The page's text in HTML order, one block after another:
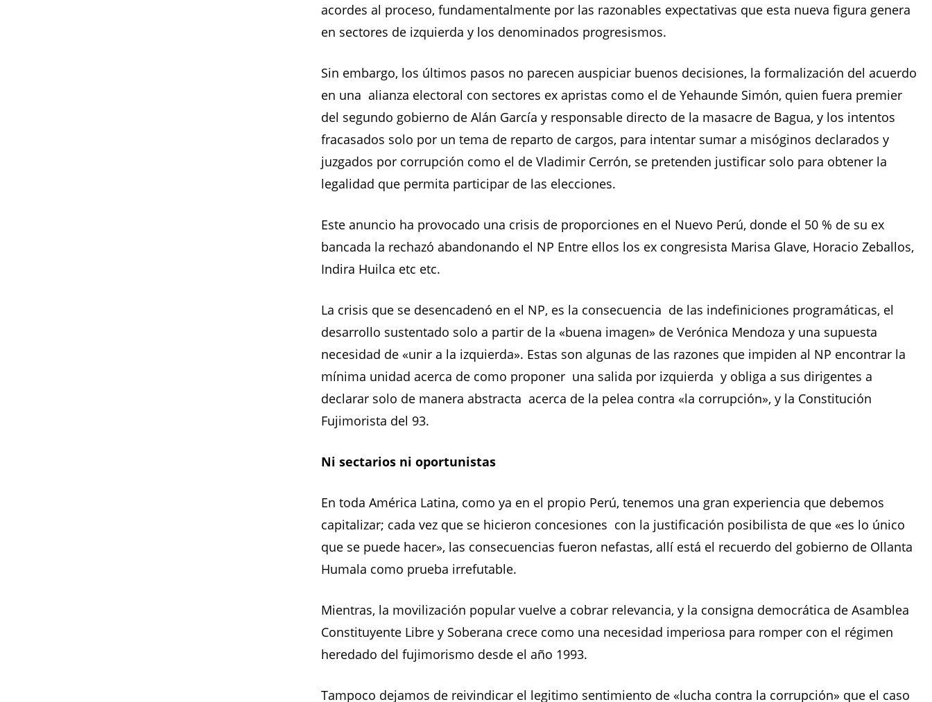
acordes al proceso, fundamentalmente por las razonables expectativas que esta nueva figura genera
en sectores de izquierda y los denominados progresismos.
Sin embargo, los últimos pasos no parecen auspiciar buenos decisiones, la formalización del acuerdo
en una alianza electoral con sectores ex apristas como el de Yehaunde Simón, quien fuera premier
del segundo gobierno de Alán García y responsable directo de la masacre de Bagua, y los intentos
fracasados solo por un tema de reparto de cargos, para intentar sumar a misóginos declarados y
juzgados por corrupción como el de Vladimir Cerrón, se pretenden justificar solo para obtener la
legalidad que permita participar de las elecciones.
Este anuncio ha provocado una crisis de proporciones en el Nuevo Perú, donde el 50 % de su ex
bancada la rechazó abandonando el NP Entre ellos los ex congresista Marisa Glave, Horacio Zeballos,
Indira Huilca etc etc.
La crisis que se desencadenó en el NP, es la consecuencia de las indefiniciones programáticas, el
desarrollo sustentado solo a partir de la «buena imagen» de Verónica Mendoza y una supuesta
necesidad de «unir a la izquierda». Estas son algunas de las razones que impiden al NP encontrar la
mínima unidad acerca de como proponer una salida por izquierda y obliga a sus dirigentes a
declarar solo de manera abstracta acerca de la pelea contra «la corrupción», y la Constitución
Fujimorista del 93.
Ni sectarios ni oportunistas
En toda América Latina, como ya en el propio Perú, tenemos una gran experiencia que debemos
capitalizar; cada vez que se hicieron concesiones con la justificación posibilista de que «es lo único
que se puede hacer», las consecuencias fueron nefastas, allí está el recuerdo del gobierno de Ollanta
Humala como prueba irrefutable.
Mientras, la movilización popular vuelve a cobrar relevancia, y la consigna democrática de Asamblea
Constituyente Libre y Soberana crece como una necesidad imperiosa para romper con el régimen
heredado del fujimorismo desde el año 1993.
Tampoco dejamos de reivindicar el legitimo sentimiento de «lucha contra la corrupción» que el caso